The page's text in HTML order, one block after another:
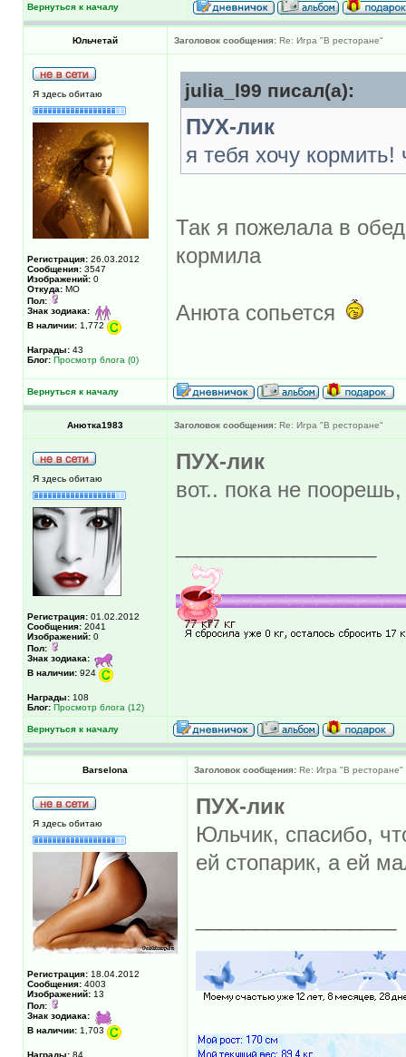
Вернуться к началу
Юльчетай Заголовок сообщения: Re: Игра "В ресторане"
Я здесь обитаю
Регистрация: 26.03.2012
Сообщения: 3547
Изображений: 0
Откуда: МО
Пол:
Знак зодиака:
В наличии: 1,772
Награды: 43
Блог: Просмотр блога (0)
julia_l99 писал(а):
ПУХ-лик
я тебя хочу кормить!
Так я пожелала в
кормила
Анюта сопьется
Вернуться к началу
Анютка1983 Заголовок сообщения: Re: Игра "В ресторане"
Я здесь обитаю
Регистрация: 01.02.2012
Сообщения: 2041
Изображений: 0
Пол:
Знак зодиака:
В наличии: 924
Награды: 108
Блог: Просмотр блога (12)
ПУХ-лик
вот.. пока не
Вернуться к началу
Barselona Заголовок сообщения: Re: Игра "В ресторане"
Я здесь обитаю
Регистрация: 18.04.2012
Сообщения: 4003
Изображений: 13
Пол:
Знак зодиака:
В наличии: 1,703
Награды: 84
ПУХ-лик
Юльчик, спасибо,
ей стопарик, а ей